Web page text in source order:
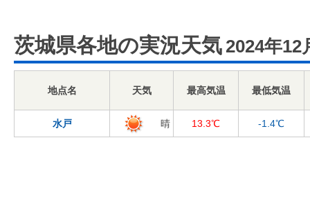
茨城県各地の実況天気 2024年12
地点名 天気 最高気温 最低気温
水戸 晴 13.3℃ -1.4℃